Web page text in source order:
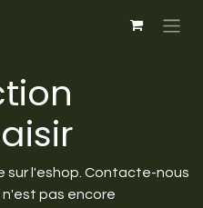
sur l'eshop. Contacte-nous
pas encore